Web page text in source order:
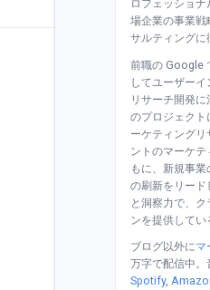
ロフェッショ
場企業の事業戦
サルティングに
前職の Google
してユーザーイ
リサーチ開発
のプロジェク
ーケティング
ントのマーケテ
もに、新規事
の刷新をリー
と洞察力で、
ンを提供してい
ブログ以外にマ
万字で配信中。
Spotify,